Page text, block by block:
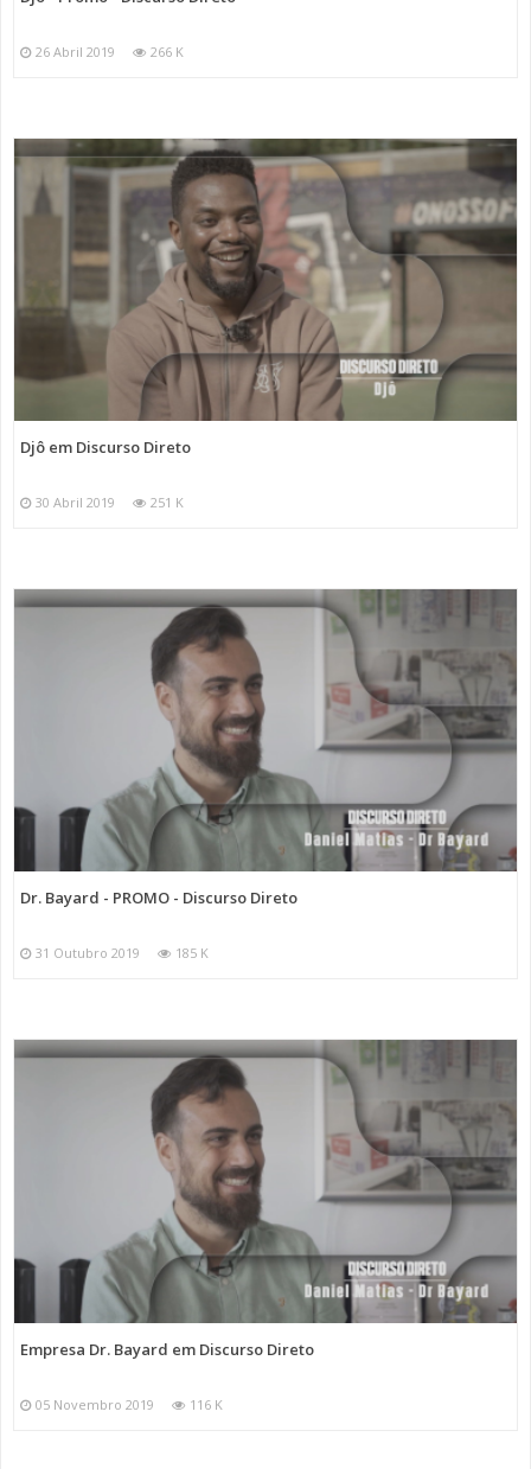
26 Abril 2019 266 K
Djô em Discurso Direto
30 Abril 2019 251 K
Dr. Bayard - PROMO - Discurso Direto
31 Outubro 2019 185 K
Empresa Dr. Bayard em Discurso Direto
05 Novembro 2019 116 K